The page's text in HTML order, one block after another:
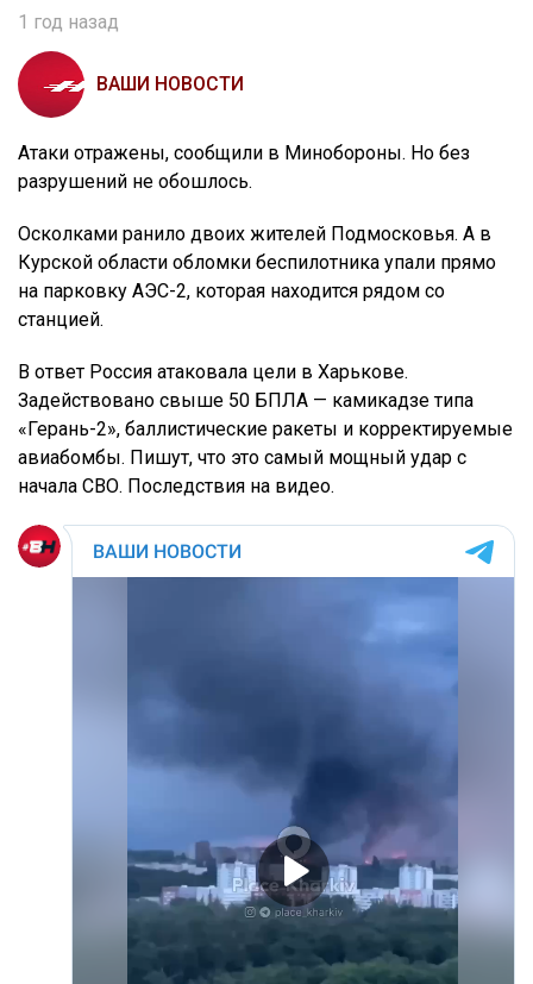
1 год назад
ВАШИ НОВОСТИ
Атаки отражены, сообщили в Минобороны. Но без
разрушений не обошлось.
Осколками ранило двоих жителей Подмосковья. А в
Курской области обломки беспилотника упали прямо
на парковку АЭС-2, которая находится рядом со
станцией.
В ответ Россия атаковала цели в Харькове.
Задействовано свыше 50 БПЛА — камикадзе типа
«Герань-2», баллистические ракеты и корректируемые
авиабомбы. Пишут, что это самый мощный удар с
начала СВО. Последствия на видео.